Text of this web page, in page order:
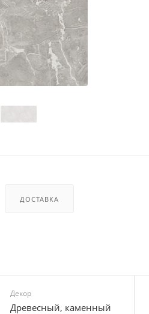
ДОСТАВКА
Декор
Древесный, каменный